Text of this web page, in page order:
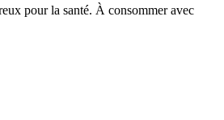
pour la santé. À consommer avec